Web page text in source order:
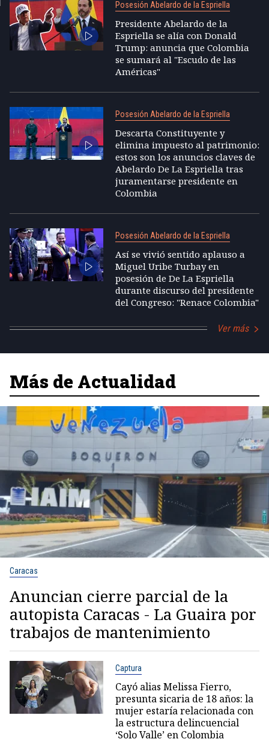
Posesión Abelardo de la Espriella
Presidente Abelardo de la
Espriella se alía con Donald
Trump: anuncia que Colombia
se sumará al "Escudo de las
Américas"
Posesión Abelardo de la Espriella
Descarta Constituyente y
elimina impuesto al patrimonio:
estos son los anuncios claves de
Abelardo De La Espriella tras
juramentarse presidente en
Colombia
Posesión Abelardo de la Espriella
Así se vivió sentido aplauso a
Miguel Uribe Turbay en
posesión de De La Espriella
durante discurso del presidente
del Congreso: "Renace Colombia"
Ver más
Más de Actualidad
Caracas
Anuncian cierre parcial de la
autopista Caracas - La Guaira por
trabajos de mantenimiento
Captura
Cayó alias Melissa Fierro,
presunta sicaria de 18 años: la
mujer estaría relacionada con
la estructura delincuencial
‘Solo Valle’ en Colombia